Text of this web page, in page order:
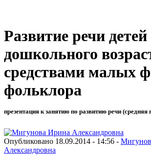
Развитие речи детей
дошкольного
средствами малых
фольклора
презентация к занятию по развитию речи (средняя
Опубликовано 18.09.2014 - 14:56 -
Александровна